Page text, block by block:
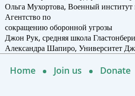
Ольга Мухортова, Военный институт
Агентство по
сокращению оборонной угрозы
Джон Рук, средняя школа Гластонбери
Александра Шапиро, Университет
Home Join us Donate